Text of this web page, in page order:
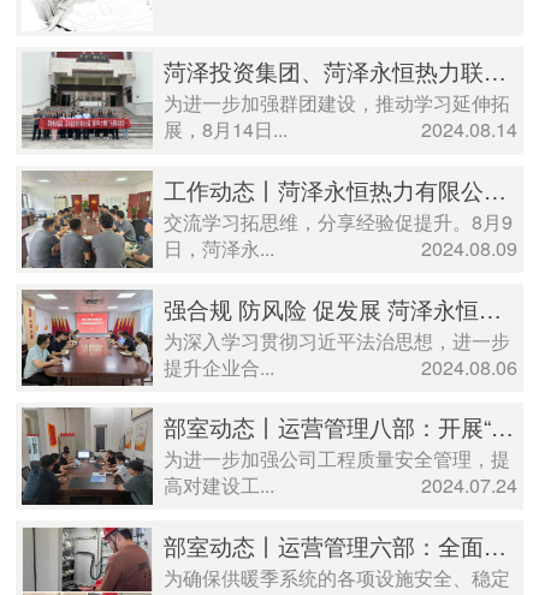
菏泽投资集团、菏泽永恒热力联合开展 “新青年 大视野”主题研学活动
为进一步加强群团建设，推动学习延伸拓
展，8月14日...
2024.08.14
工作动态丨菏泽永恒热力有限公司组织开展供热技术分享交流会
交流学习拓思维，分享经验促提升。8月9
日，菏泽永...
2024.08.09
强合规 防风险 促发展 菏泽永恒热力开展合规风险管理专题学习
为深入学习贯彻习近平法治思想，进一步
提升企业合...
2024.08.06
部室动态丨运营管理八部：开展“冬病夏治”工程项目风险辨识专项培训
为进一步加强公司工程质量安全管理，提
高对建设工...
2024.07.24
部室动态丨运营管理六部：全面开展 电器除潮除尘工作
为确保供暖季系统的各项设施安全、稳定